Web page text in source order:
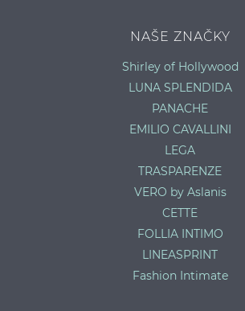
NAŠE ZNAČKY
Shirley of Hollywood
LUNA SPLENDIDA
PANACHE
EMILIO CAVALLINI
LEGA
TRASPARENZE
VERO by Aslanis
CETTE
FOLLIA INTIMO
LINEASPRINT
Fashion Intimate